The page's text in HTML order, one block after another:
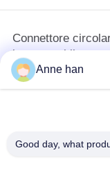
Connettore
impermeabile
Anne han
Good day, what